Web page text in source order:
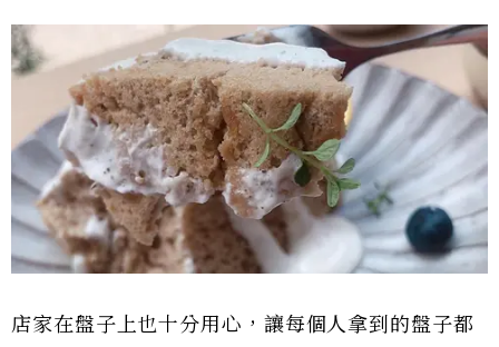
店家在盤子上也十分用心，讓每個人拿到的盤子都